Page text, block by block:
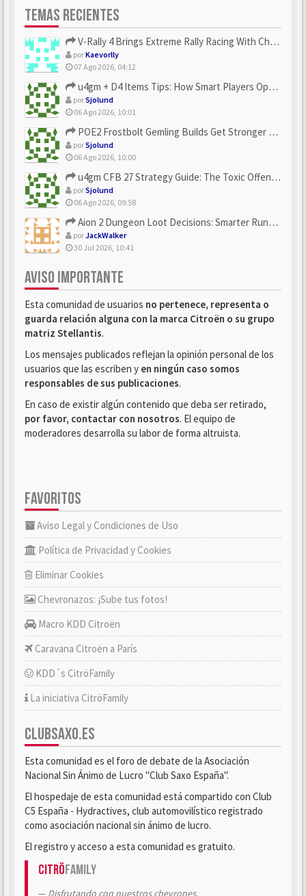
TEMAS RECIENTES
V-Rally 4 Brings Extreme Rally Racing With Challenging Track...
porKaevorlly
07 Ago 2026, 04:12
u4gm + D4 Items Tips: How Smart Players Optimize Gear, Build...
porSjolund
06 Ago 2026, 10:01
POE2 Frostbolt Gemling Builds Get Stronger With u4gm’s Ice C...
porSjolund
06 Ago 2026, 10:00
u4gm CFB 27 Strategy Guide: The Toxic Offensive Scheme Your ...
porSjolund
06 Ago 2026, 09:58
Aion 2 Dungeon Loot Decisions: Smarter Runs With U4N
porJackWalker
30 Jul 2026, 10:41
AVISO IMPORTANTE
Esta comunidad de usuarios no pertenece, representa o
guarda relación alguna con la marca Citroën o su grupo
matriz Stellantis.
Los mensajes publicados reflejan la opinión personal de los
usuarios que las escriben y en ningún caso somos
responsables de sus publicaciones.
En caso de existir algún contenido que deba ser retirado,
por favor, contactar con nosotros. El equipo de
moderadores desarrolla su labor de forma altruista.
FAVORITOS
Aviso Legal y Condiciones de Uso
Política de Privacidad y Cookies
Eliminar Cookies
Chevronazos: ¡Sube tus fotos!
Macro KDD Citroën
Caravana Citroën a París
KDD´s CitröFamily
La iniciativa CitröFamily
CLUBSAXO.ES
Esta comunidad es el foro de debate de la Asociación
Nacional Sin Ánimo de Lucro "Club Saxo España".
El hospedaje de esta comunidad está compartido con Club
C5 España - Hydractives, club automovilístico registrado
como asociación nacional sin ánimo de lucro.
El registro y acceso a esta comunidad es gratuito.
CitröFamily
Disfrutando con nuestros chevrones.